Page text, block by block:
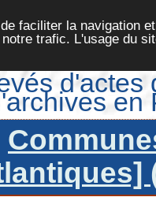
faciliter la navigation
trafic. L'usage du
d'actes
en